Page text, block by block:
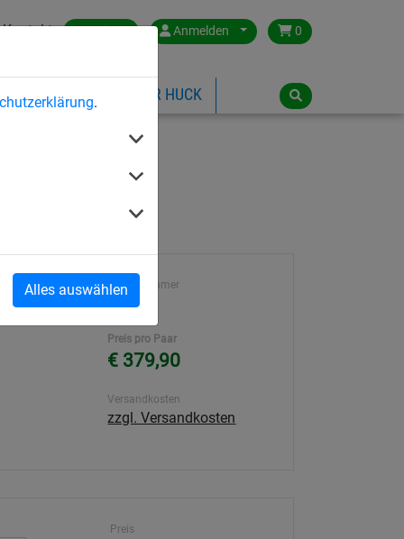
.
Alles auswählen
Kontakt Austria Anmelden 0
ÜBER HUCK
Tiefe Artikelnummer
1062
Preis pro Paar
€ 379,90
Versandkosten
zzgl. Versandkosten
Preis